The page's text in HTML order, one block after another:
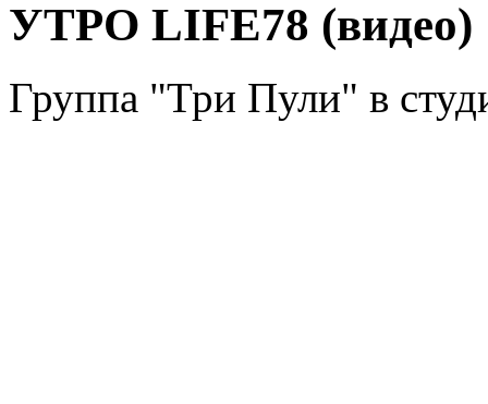
УТРО LIFE78 (видео)
Группа "Три Пули" в